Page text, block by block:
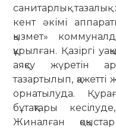
санитарлық
кент әкімі
қызмет»
құрылған. Қазіргі
аяқсу жүретін
тазартылып,
орнатылуда.
бұтақтары
Жиналған